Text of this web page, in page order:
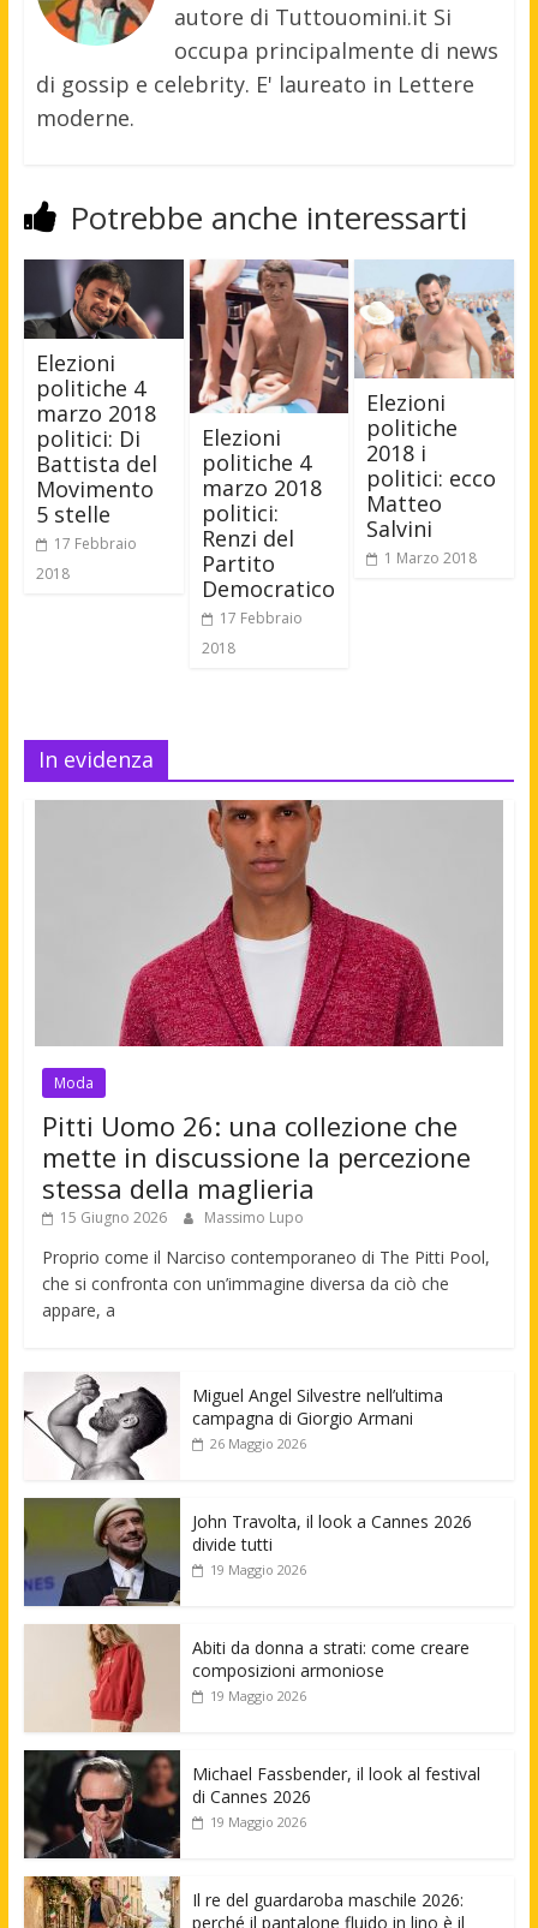
autore di Tuttouomini.it Si
occupa principalmente di news
di gossip e celebrity. E' laureato in Lettere
moderne.
Potrebbe anche interessarti
Elezioni
politiche 4
marzo 2018
politici: Di
Battista del
Movimento
5 stelle
17 Febbraio
2018
Elezioni
politiche 4
marzo 2018
politici:
Renzi del
Partito
Democratico
17 Febbraio
2018
Elezioni
politiche
2018 i
politici: ecco
Matteo
Salvini
1 Marzo 2018
In evidenza
Moda
Pitti Uomo 26: una collezione che
mette in discussione la percezione
stessa della maglieria
15 Giugno 2026 Massimo Lupo
Proprio come il Narciso contemporaneo di The Pitti Pool,
che si confronta con un’immagine diversa da ciò che
appare, a
Miguel Angel Silvestre nell’ultima
campagna di Giorgio Armani
26 Maggio 2026
John Travolta, il look a Cannes 2026
divide tutti
19 Maggio 2026
Abiti da donna a strati: come creare
composizioni armoniose
19 Maggio 2026
Michael Fassbender, il look al festival
di Cannes 2026
19 Maggio 2026
Il re del guardaroba maschile 2026:
perché il pantalone fluido in lino è il